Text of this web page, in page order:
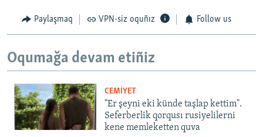
Paylaşmaq VPN-siz oquñız Follow us
Oqumağa devam etiñiz
CEMİYET
"Er şeyni eki künde taşlap kettim".
Seferberlik qorqusı rusiyelilerni
kene memleketten quva